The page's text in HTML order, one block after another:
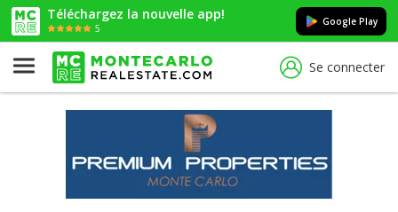
Téléchargez la nouvelle app!
5
Google Play
Se connecter